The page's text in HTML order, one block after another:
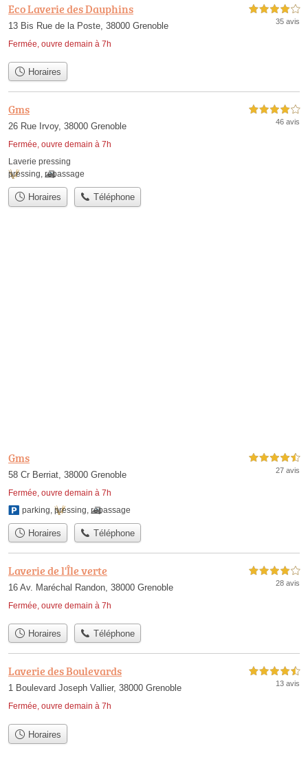
Eco Laverie des Dauphins
13 Bis Rue de la Poste, 38000 Grenoble
Fermée, ouvre demain à 7h
4,0 étoiles sur 5
35 avis
Horaires
Gms
26 Rue Irvoy, 38000 Grenoble
Fermée, ouvre demain à 7h
4,0 étoiles sur 5
46 avis
Laverie pressing
pressing, repassage
Horaires Téléphone
Gms
58 Cr Berriat, 38000 Grenoble
Fermée, ouvre demain à 7h
4,5 étoiles sur 5
27 avis
parking pressing repassage
Horaires Téléphone
Laverie de l'Île verte
16 Av. Maréchal Randon, 38000 Grenoble
Fermée, ouvre demain à 7h
4,0 étoiles sur 5
28 avis
Horaires Téléphone
Laverie des Boulevards
1 Boulevard Joseph Vallier, 38000 Grenoble
Fermée, ouvre demain à 7h
4,5 étoiles sur 5
13 avis
Horaires